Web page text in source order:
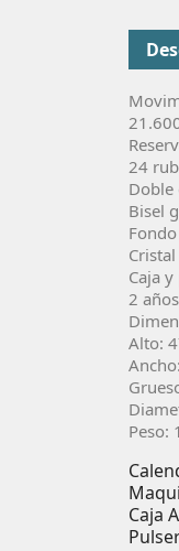
24
Doble
Bisel
Caja
2
Alto:
Peso:
Caja